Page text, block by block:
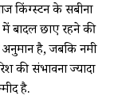
किंग्स्टन के सबीना
बादल छाए रहने की
अनुमान है, जबकि नमी
की संभावना ज्यादा
है.